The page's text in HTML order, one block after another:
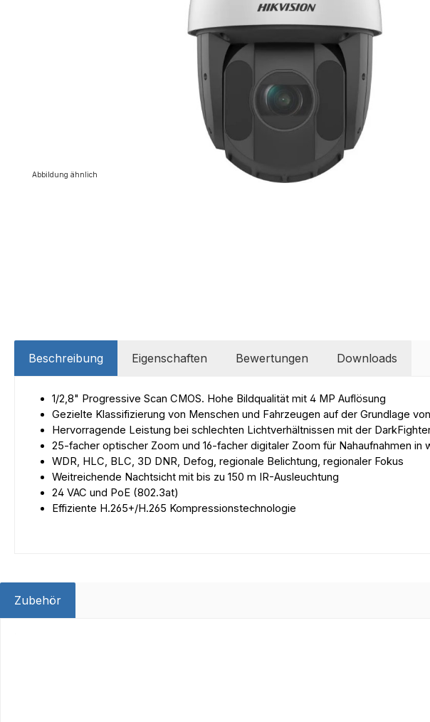
Abbildung ähnlich
Beschreibung Eigenschaften Bewertungen Downloads
1/2,8" Progressive Scan CMOS. Hohe Bildqualität mit 4 MP Auflösung
Gezielte Klassifizierung von Menschen und Fahrzeugen auf der Grundlage
Hervorragende Leistung bei schlechten Lichtverhältnissen mit der
25-facher optischer Zoom und 16-facher digitaler Zoom für Nahaufnahmen in
WDR, HLC, BLC, 3D DNR, Defog, regionale Belichtung, regionaler Fokus
Weitreichende Nachtsicht mit bis zu 150 m IR-Ausleuchtung
24 VAC und PoE (802.3at)
Effiziente H.265+/H.265 Kompressionstechnologie
Zubehör